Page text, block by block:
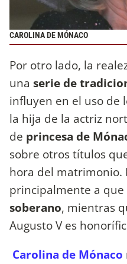
CAROLINA DE MÓNACO
Por otro lado, la
una serie de
influyen en el uso de
la hija de la actriz
de princesa de
sobre otros títulos
hora del matrimonio.
principalmente a que
soberano, mientras
Augusto V es
Carolina de Mónaco